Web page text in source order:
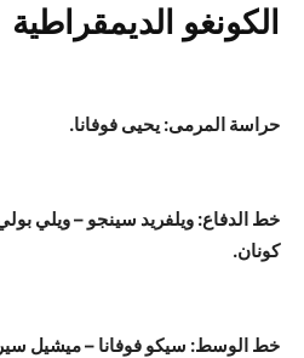
الكونغو الديمقراطية
حراسة المرمى: يحيى فوفانا.
خط الدفاع: ويلفريد سينجو – ويلي
كونان.
خط الوسط: سيكو فوفانا – ميشيل